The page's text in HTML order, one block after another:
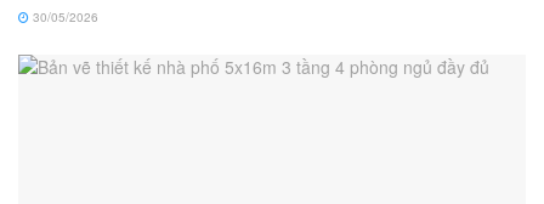
30/05/2026